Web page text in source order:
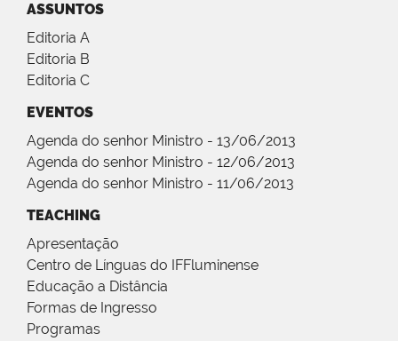
ASSUNTOS
Editoria A
Editoria B
Editoria C
EVENTOS
Agenda do senhor Ministro - 13/06/2013
Agenda do senhor Ministro - 12/06/2013
Agenda do senhor Ministro - 11/06/2013
TEACHING
Apresentação
Centro de Línguas do IFFluminense
Educação a Distância
Formas de Ingresso
Programas